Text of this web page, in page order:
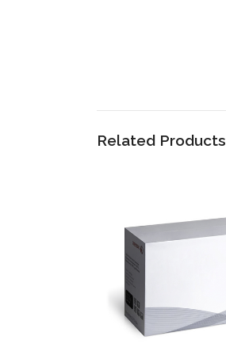
Related Products